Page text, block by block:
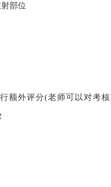
部位
额外评分(老师可以对考核